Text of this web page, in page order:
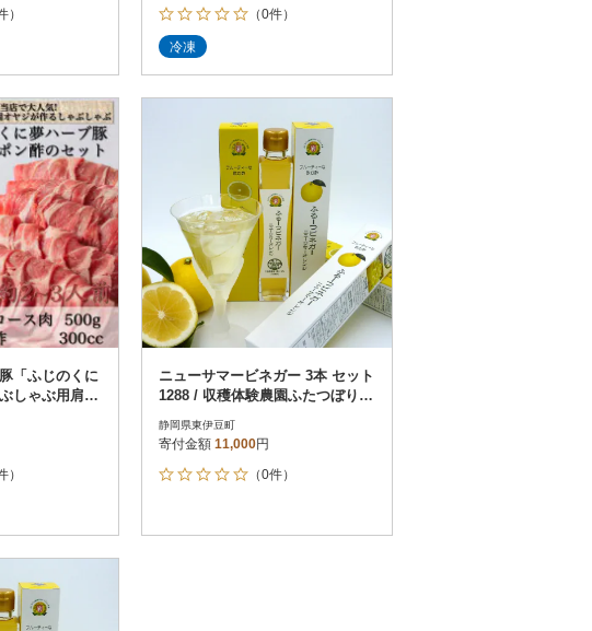
）
（0件）
冷凍
「ふじのくに
しゃぶ用肩ロ
）
ニューサマービネガー 3本 セット
1288 / 収穫体験農園ふたつぼり
静岡県東伊豆町
寄付金額 11,000円
（0件）